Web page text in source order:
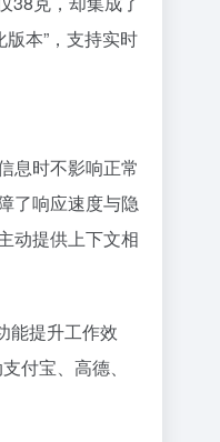
本”，支持实时
息时不影响正常
了响应速度与隐
动提供上下文相
能提升工作效
付宝、高德、